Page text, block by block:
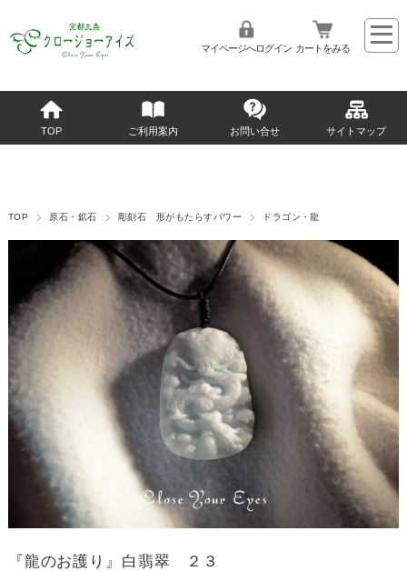
マイページへログイン カートをみる
TOP ご利用案内 お問い合せ サイトマップ
TOP 原石・鉱石 彫刻石 形がもたらすパワー ドラゴン・龍
『龍のお護り』白翡翠 ２３